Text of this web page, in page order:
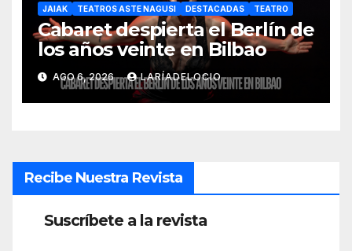
JAIAK TEATROS ASTE NAGUSI DESTACADAS TEATRO
Cabaret despierta el Berlín de
los años veinte en Bilbao
AGO 6, 2026 LARÍADELOCIO
Recibe Nuestra Revista
Suscríbete a la revista